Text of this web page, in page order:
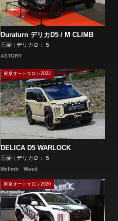
Duraturn デリカD5 / M CLIMB
三菱 | デリカＤ：５
ASTORY
東京オートサロン2022
DELICA D5 WARLOCK
三菱 | デリカＤ：５
Mclimb Weed
東京オートサロン2020